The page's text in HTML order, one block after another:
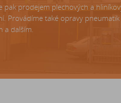
prodejem plechových a
Provádíme také opravy pneumatik
a dalším.